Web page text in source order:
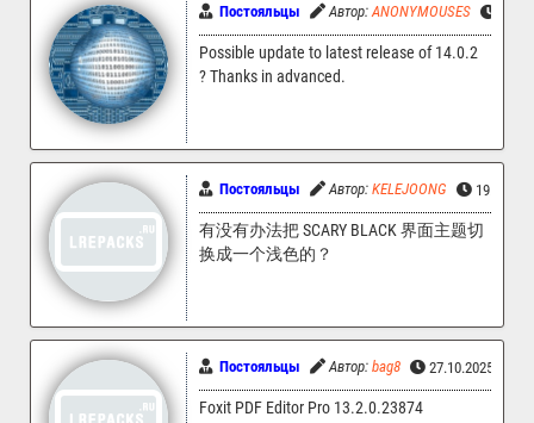
Постояльцы Автор: ANONYMOUSES
Possible update to latest release of 14.0.2
? Thanks in advanced.
Постояльцы Автор: KELEJOONG
有没有办法把 SCARY BLACK 界面主题切
换成一个浅色的？
Постояльцы Автор: bag8 27.10.2025
Foxit PDF Editor Pro 13.2.0.23874